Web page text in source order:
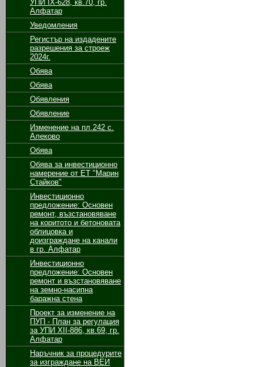
УПИ ІХ-628, кв.70, гр.
Алфатар
Уведомления
Регистър на издадените
разрешения за строеж
2024г.
Обява
Обява
Обявления
Обявление
Изменение на пл.242 с.
Алеково
Обява
Обява за инвестиционно
намерение от ЕТ "Марин
Стайков"
Инвестиционно
предложение: Основен
ремонт, възстановяване
на коритото и бетоновата
облицовка и
доизграждане на канали
в гр. Алфатар
Инвестиционно
предложение: Основен
ремонт и възстановяване
на земно-насипна
баражна стена
Проект за изменение на
ПУП - План за регулация
за УПИ ХІІ-886, кв.69, гр.
Алфатар
Наръчник за процедурите
за изграждане на ВЕИ